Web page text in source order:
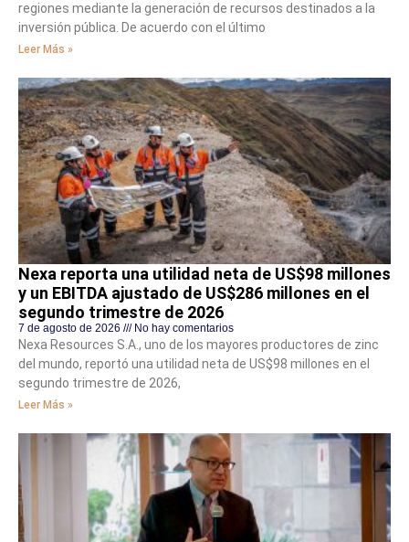
regiones mediante la generación de recursos destinados a la
inversión pública. De acuerdo con el último
Leer Más »
Nexa reporta una utilidad neta de US$98 millones
y un EBITDA ajustado de US$286 millones en el
segundo trimestre de 2026
7 de agosto de 2026 No hay comentarios
Nexa Resources S.A., uno de los mayores productores de zinc
del mundo, reportó una utilidad neta de US$98 millones en el
segundo trimestre de 2026,
Leer Más »